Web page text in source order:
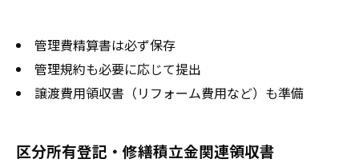
管理費精算書は必ず保存
管理規約も必要に応じて提出
譲渡費用領収書（リフォーム費用など）も準備
区分所有登記・修繕積立金関連領収書